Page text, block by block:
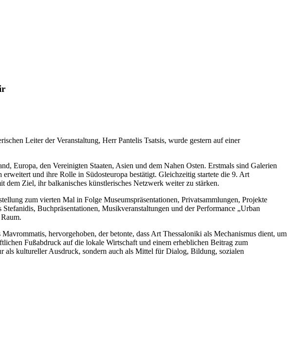
Leiter der Veranstaltung, Herr Pantelis Tsatsis, wurde gestern auf einer
Europa, den Vereinigten Staaten, Asien und dem Nahen Osten. Erstmals sind Galerien
und ihre Rolle in Südosteuropa bestätigt. Gleichzeitig startete die 9. Art
Ziel, ihr balkanisches künstlerisches Netzwerk weiter zu stärken.
zum vierten Mal in Folge Museumspräsentationen, Privatsammlungen, Projekte
Buchpräsentationen, Musikveranstaltungen und der Performance „Urban
hervorgehoben, der betonte, dass Art Thessaloniki als Mechanismus dient, um
Fußabdruck auf die lokale Wirtschaft und einem erheblichen Beitrag zum
als kultureller Ausdruck, sondern auch als Mittel für Dialog, Bildung, sozialen